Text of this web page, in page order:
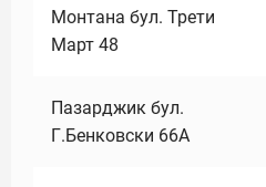
Монтана бул. Трети
Март 48
Пазарджик бул.
Г.Бенковски 66А